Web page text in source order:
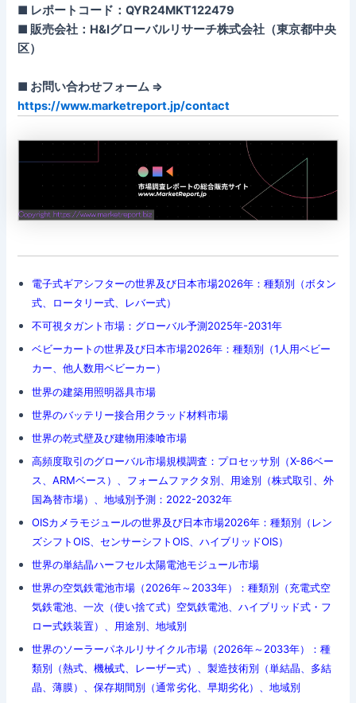
■ レポートコード：QYR24MKT122479
■ 販売会社：H&Iグローバルリサーチ株式会社（東京都中央
区）
■ お問い合わせフォーム ⇒
https://www.marketreport.jp/contact
電子式ギアシフターの世界及び日本市場2026年：種類別（ボタン
式、ロータリー式、レバー式）
不可視タガント市場：グローバル予測2025年-2031年
ベビーカートの世界及び日本市場2026年：種類別（1人用ベビー
カー、他人数用ベビーカー）
世界の建築用照明器具市場
世界のバッテリー接合用クラッド材料市場
世界の乾式壁及び建物用漆喰市場
高頻度取引のグローバル市場規模調査：プロセッサ別（X-86ベー
ス、ARMベース）、フォームファクタ別、用途別（株式取引、外
国為替市場）、地域別予測：2022-2032年
OISカメラモジュールの世界及び日本市場2026年：種類別（レン
ズシフトOIS、センサーシフトOIS、ハイブリッドOIS）
世界の単結晶ハーフセル太陽電池モジュール市場
世界の空気鉄電池市場（2026年～2033年）：種類別（充電式空
気鉄電池、一次（使い捨て式）空気鉄電池、ハイブリッド式・フ
ロー式鉄装置）、用途別、地域別
世界のソーラーパネルリサイクル市場（2026年～2033年）：種
類別（熱式、機械式、レーザー式）、製造技術別（単結晶、多結
晶、薄膜）、保存期間別（通常劣化、早期劣化）、地域別